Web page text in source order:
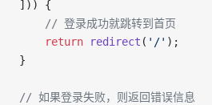
])) {
    // 登录成功就跳转到首页
    return
redirect ( '/' );
}
// 如果登录失败，则返回错误信息